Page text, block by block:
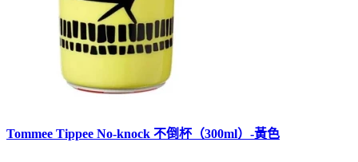
Tommee Tippee No-knock 不倒杯（300ml）-黃色